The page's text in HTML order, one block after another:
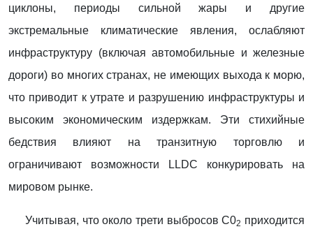
циклоны, периоды сильной жары и другие
экстремальные климатические явления, ослабляют
инфраструктуру (включая автомобильные и железные
дороги) во многих странах, не имеющих выхода к морю,
что приводит к утрате и разрушению инфраструктуры и
высоким экономическим издержкам. Эти стихийные
бедствия влияют на транзитную торговлю и
ограничивают возможности LLDC конкурировать на
мировом рынке.
Учитывая, что около трети выбросов С02 приходится